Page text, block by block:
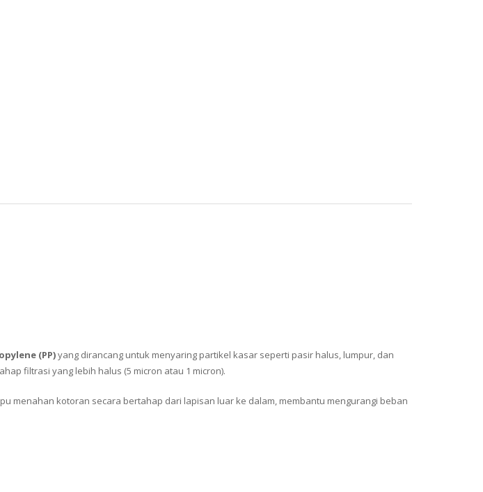
(PP)yang dirancang untuk menyaring partikel kasar seperti pasir halus, lumpur, dan
filtrasi yang lebih halus (5 micron atau 1 micron).
menahan kotoran secara bertahap dari lapisan luar ke dalam, membantu mengurangi beban